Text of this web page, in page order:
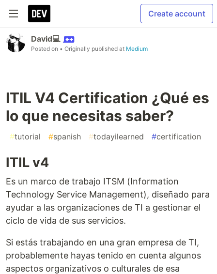
Create account
David💻
Posted on • Originally published at Medium
ITIL V4 Certification ¿Qué es
lo que necesitas saber?
#tutorial #spanish #todayilearned #certification
ITIL v4
Es un marco de trabajo ITSM (Information
Technology Service Management), diseñado para
ayudar a las organizaciones de TI a gestionar el
ciclo de vida de sus servicios.
Si estás trabajando en una gran empresa de TI,
probablemente hayas tenido en cuenta algunos
aspectos organizativos o culturales de esa